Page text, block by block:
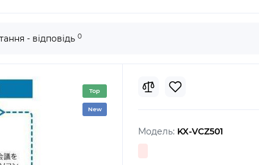
- відповідь 0
Top
New
Модель: KX-VCZ501